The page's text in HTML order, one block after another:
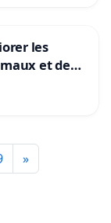
les
et de
»